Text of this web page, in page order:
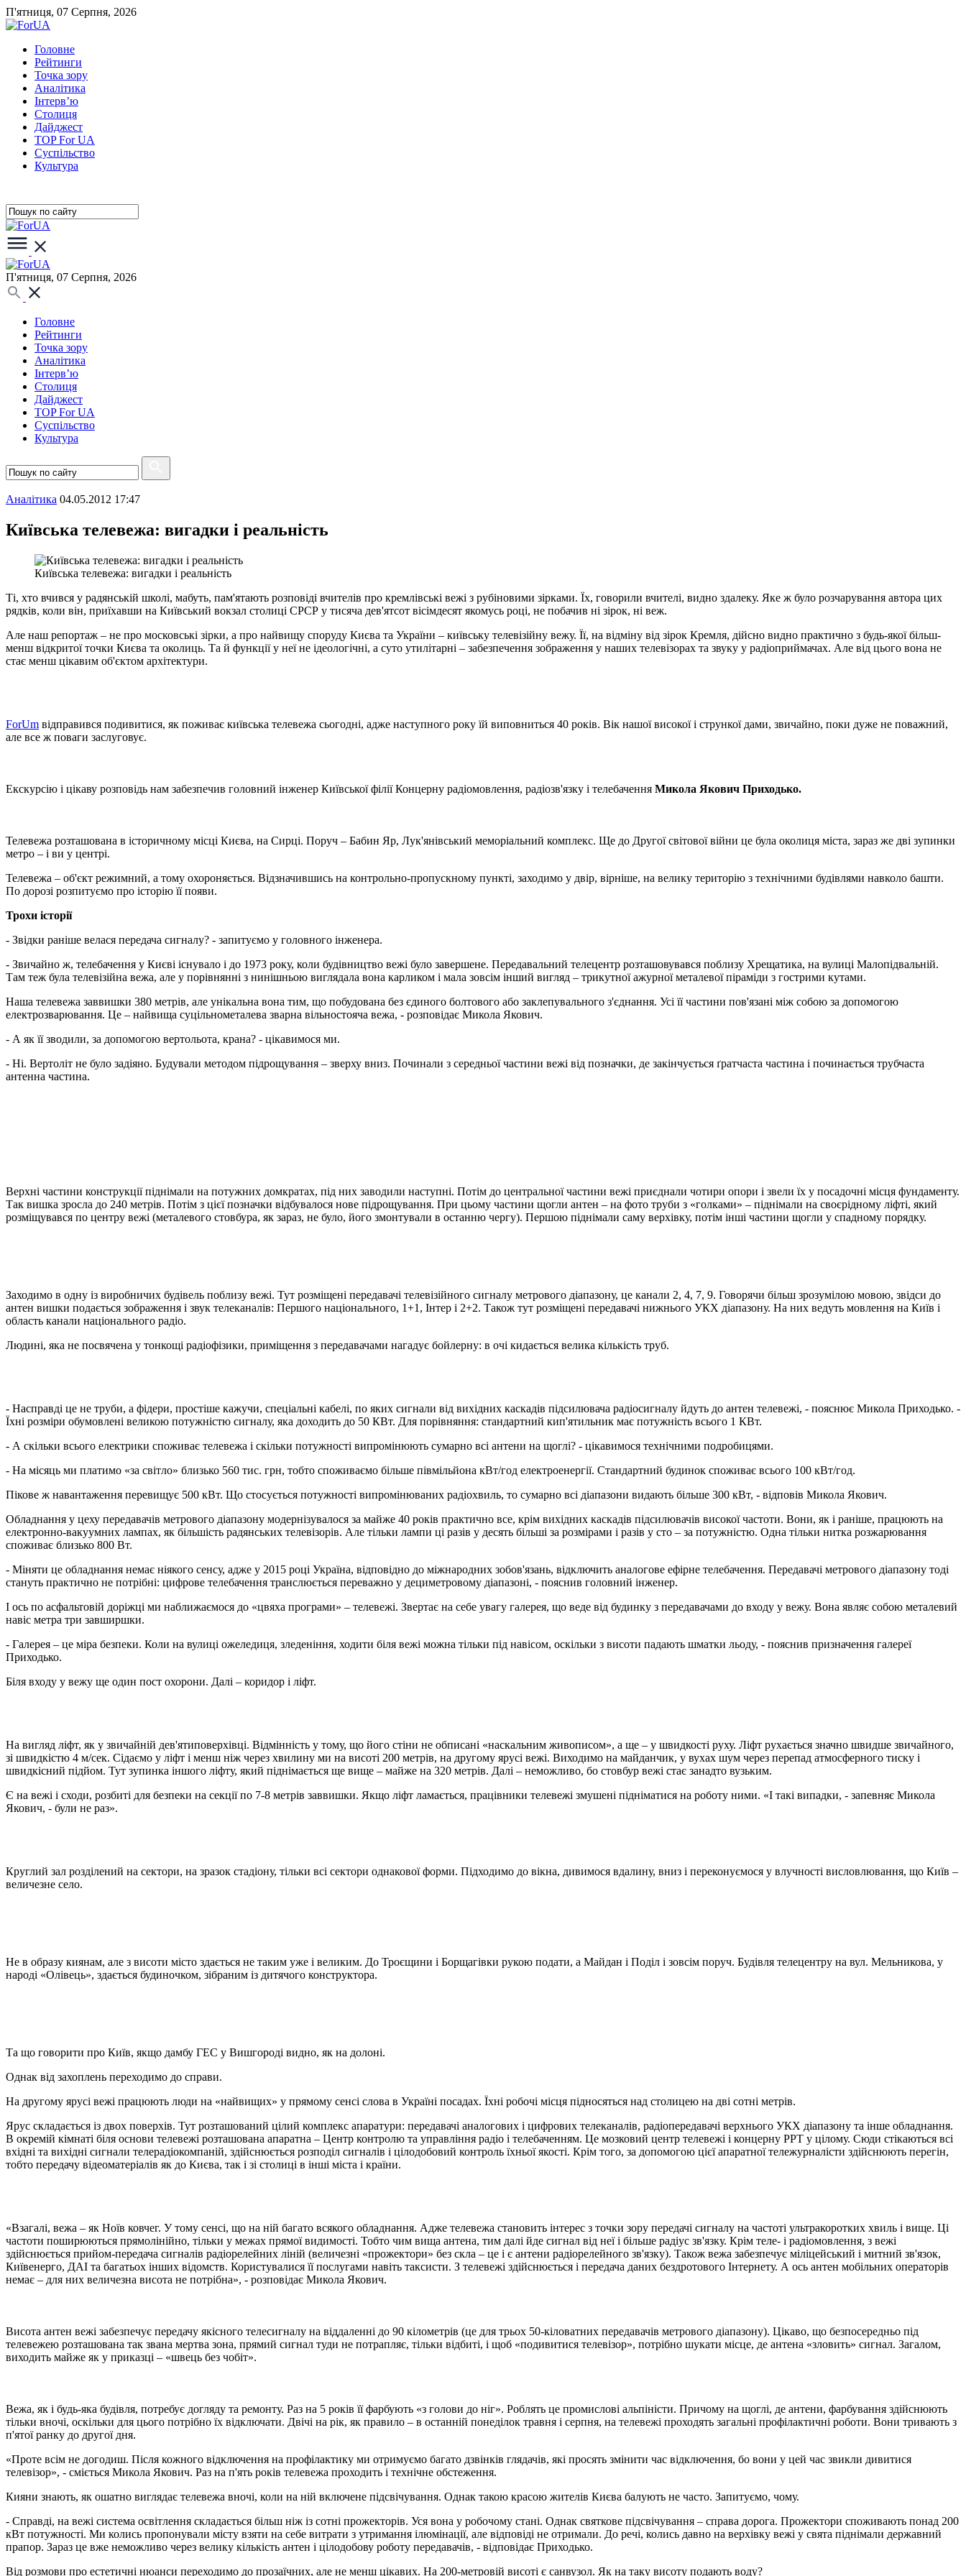
П'ятниця, 07 Серпня, 2026
Головне
Рейтинги
Точка зору
Аналітика
Інтерв’ю
Столиця
Дайджест
TOP For UA
Суспiльство
Культура
П'ятниця, 07 Серпня, 2026
Головне
Рейтинги
Точка зору
Аналітика
Інтерв’ю
Столиця
Дайджест
TOP For UA
Суспiльство
Культура
Аналітика 04.05.2012 17:47
Київська телевежа: вигадки і реальність
Київська телевежа: вигадки і реальність
Ті, хто вчився у радянській школі, мабуть, пам'ятають розповіді вчителів про кремлівські вежі з рубіновими зірками. Їх, говорили вчителі, видно здалеку. Яке ж було розчарування автора цих
рядків, коли він, приїхавши на Київський вокзал столиці СРСР у тисяча дев'ятсот вісімдесят якомусь році, не побачив ні зірок, ні веж.
Але наш репортаж – не про московські зірки, а про найвищу споруду Києва та України – київську телевізійну вежу. Її, на відміну від зірок Кремля, дійсно видно практично з будь-якої більш-
менш відкритої точки Києва та околиць. Та й функції у неї не ідеологічні, а суто утилітарні – забезпечення зображення у наших телевізорах та звуку у радіоприймачах. Але від цього вона не
стає менш цікавим об'єктом архітектури.
ForUm відправився подивитися, як поживає київська телевежа сьогодні, адже наступного року їй виповниться 40 років. Вік нашої високої і стрункої дами, звичайно, поки дуже не поважний,
але все ж поваги заслуговує.
Екскурсію і цікаву розповідь нам забезпечив головний інженер Київської філії Концерну радіомовлення, радіозв'язку і телебачення Микола Якович Приходько.
Телевежа розташована в історичному місці Києва, на Сирці. Поруч – Бабин Яр, Лук'янівський меморіальний комплекс. Ще до Другої світової війни це була околиця міста, зараз же дві зупинки
метро – і ви у центрі.
Телевежа – об'єкт режимний, а тому охороняється. Відзначившись на контрольно-пропускному пункті, заходимо у двір, вірніше, на велику територію з технічними будівлями навколо башти.
По дорозі розпитуємо про історію її появи.
Трохи історії
- Звідки раніше велася передача сигналу? - запитуємо у головного інженера.
- Звичайно ж, телебачення у Києві існувало і до 1973 року, коли будівництво вежі було завершене. Передавальний телецентр розташовувався поблизу Хрещатика, на вулиці Малопідвальній.
Там теж була телевізійна вежа, але у порівнянні з нинішньою виглядала вона карликом і мала зовсім інший вигляд – трикутної ажурної металевої піраміди з гострими кутами.
Наша телевежа заввишки 380 метрів, але унікальна вона тим, що побудована без єдиного болтового або заклепувального з'єднання. Усі її частини пов'язані між собою за допомогою
електрозварювання. Це – найвища суцільнометалева зварна вільностояча вежа, - розповідає Микола Якович.
- А як її зводили, за допомогою вертольота, крана? - цікавимося ми.
- Ні. Вертоліт не було задіяно. Будували методом підрощування – зверху вниз. Починали з середньої частини вежі від позначки, де закінчується ґратчаста частина і починається трубчаста
антенна частина.
Верхні частини конструкції піднімали на потужних домкратах, під них заводили наступні. Потім до центральної частини вежі приєднали чотири опори і звели їх у посадочні місця фундаменту.
Так вишка зросла до 240 метрів. Потім з цієї позначки відбувалося нове підрощування. При цьому частини щогли антен – на фото труби з «голками» – піднімали на своєрідному ліфті, який
розміщувався по центру вежі (металевого стовбура, як зараз, не було, його змонтували в останню чергу). Першою піднімали саму верхівку, потім інші частини щогли у спадному порядку.
Заходимо в одну із виробничих будівель поблизу вежі. Тут розміщені передавачі телевізійного сигналу метрового діапазону, це канали 2, 4, 7, 9. Говорячи більш зрозумілою мовою, звідси до
антен вишки подається зображення і звук телеканалів: Першого національного, 1+1, Інтер і 2+2. Також тут розміщені передавачі нижнього УКХ діапазону. На них ведуть мовлення на Київ і
область канали національного радіо.
Людині, яка не посвячена у тонкощі радіофізики, приміщення з передавачами нагадує бойлерну: в очі кидається велика кількість труб.
- Насправді це не труби, а фідери, простіше кажучи, спеціальні кабелі, по яких сигнали від вихідних каскадів підсилювача радіосигналу йдуть до антен телевежі, - пояснює Микола Приходько. -
Їхні розміри обумовлені великою потужністю сигналу, яка доходить до 50 КВт. Для порівняння: стандартний кип'ятильник має потужність всього 1 КВт.
- А скільки всього електрики споживає телевежа і скільки потужності випромінюють сумарно всі антени на щоглі? - цікавимося технічними подробицями.
- На місяць ми платимо «за світло» близько 560 тис. грн, тобто споживаємо більше півмільйона кВт/год електроенергії. Стандартний будинок споживає всього 100 кВт/год.
Пікове ж навантаження перевищує 500 кВт. Що стосується потужності випромінюваних радіохвиль, то сумарно всі діапазони видають більше 300 кВт, - відповів Микола Якович.
Обладнання у цеху передавачів метрового діапазону модернізувалося за майже 40 років практично все, крім вихідних каскадів підсилювачів високої частоти. Вони, як і раніше, працюють на
електронно-вакуумних лампах, як більшість радянських телевізорів. Але тільки лампи ці разів у десять більші за розмірами і разів у сто – за потужністю. Одна тільки нитка розжарювання
споживає близько 800 Вт.
- Міняти це обладнання немає ніякого сенсу, адже у 2015 році Україна, відповідно до міжнародних зобов'язань, відключить аналогове ефірне телебачення. Передавачі метрового діапазону тоді
стануть практично не потрібні: цифрове телебачення транслюється переважно у дециметровому діапазоні, - пояснив головний інженер.
І ось по асфальтовій доріжці ми наближаємося до «цвяха програми» – телевежі. Звертає на себе увагу галерея, що веде від будинку з передавачами до входу у вежу. Вона являє собою металевий
навіс метра три завширшки.
- Галерея – це міра безпеки. Коли на вулиці ожеледиця, зледеніння, ходити біля вежі можна тільки під навісом, оскільки з висоти падають шматки льоду, - пояснив призначення галереї
Приходько.
Біля входу у вежу ще один пост охорони. Далі – коридор і ліфт.
На вигляд ліфт, як у звичайній дев'ятиповерхівці. Відмінність у тому, що його стіни не обписані «наскальним живописом», а ще – у швидкості руху. Ліфт рухається значно швидше звичайного,
зі швидкістю 4 м/сек. Сідаємо у ліфт і менш ніж через хвилину ми на висоті 200 метрів, на другому ярусі вежі. Виходимо на майданчик, у вухах шум через перепад атмосферного тиску і
швидкісний підйом. Тут зупинка іншого ліфту, який піднімається ще вище – майже на 320 метрів. Далі – неможливо, бо стовбур вежі стає занадто вузьким.
Є на вежі і сходи, розбиті для безпеки на секції по 7-8 метрів заввишки. Якщо ліфт ламається, працівники телевежі змушені підніматися на роботу ними. «І такі випадки, - запевняє Микола
Якович, - були не раз».
Круглий зал розділений на сектори, на зразок стадіону, тільки всі сектори однакової форми. Підходимо до вікна, дивимося вдалину, вниз і переконуємося у влучності висловлювання, що Київ –
величезне село.
Не в образу киянам, але з висоти місто здається не таким уже і великим. До Троєщини і Борщагівки рукою подати, а Майдан і Поділ і зовсім поруч. Будівля телецентру на вул. Мельникова, у
народі «Олівець», здається будиночком, зібраним із дитячого конструктора.
Та що говорити про Київ, якщо дамбу ГЕС у Вишгороді видно, як на долоні.
Однак від захоплень переходимо до справи.
На другому ярусі вежі працюють люди на «найвищих» у прямому сенсі слова в Україні посадах. Їхні робочі місця підносяться над столицею на дві сотні метрів.
Ярус складається із двох поверхів. Тут розташований цілий комплекс апаратури: передавачі аналогових і цифрових телеканалів, радіопередавачі верхнього УКХ діапазону та інше обладнання.
В окремій кімнаті біля основи телевежі розташована апаратна – Центр контролю та управління радіо і телебаченням. Це мозковий центр телевежі і концерну РРТ у цілому. Сюди стікаються всі
вхідні та вихідні сигнали телерадіокомпаній, здійснюється розподіл сигналів і цілодобовий контроль їхньої якості. Крім того, за допомогою цієї апаратної тележурналісти здійснюють перегін,
тобто передачу відеоматеріалів як до Києва, так і зі столиці в інші міста і країни.
«Взагалі, вежа – як Ноїв ковчег. У тому сенсі, що на ній багато всякого обладнання. Адже телевежа становить інтерес з точки зору передачі сигналу на частоті ультракоротких хвиль і вище. Ці
частоти поширюються прямолінійно, тільки у межах прямої видимості. Тобто чим вища антена, тим далі йде сигнал від неї і більше радіус зв'язку. Крім теле- і радіомовлення, з вежі
здійснюється прийом-передача сигналів радіорелейних ліній (величезні «прожектори» без скла – це і є антени радіорелейного зв'язку). Також вежа забезпечує міліцейський і митний зв'язок,
Київенерго, ДАІ та багатьох інших відомств. Користувалися її послугами навіть таксисти. З телевежі здійснюється і передача даних бездротового Інтернету. А ось антен мобільних операторів
немає – для них величезна висота не потрібна», - розповідає Микола Якович.
Висота антен вежі забезпечує передачу якісного телесигналу на віддаленні до 90 кілометрів (це для трьох 50-кіловатних передавачів метрового діапазону). Цікаво, що безпосередньо під
телевежею розташована так звана мертва зона, прямий сигнал туди не потрапляє, тільки відбиті, і щоб «подивитися телевізор», потрібно шукати місце, де антена «зловить» сигнал. Загалом,
виходить майже як у приказці – «швець без чобіт».
Вежа, як і будь-яка будівля, потребує догляду та ремонту. Раз на 5 років її фарбують «з голови до ніг». Роблять це промислові альпіністи. Причому на щоглі, де антени, фарбування здійснюють
тільки вночі, оскільки для цього потрібно їх відключати. Двічі на рік, як правило – в останній понеділок травня і серпня, на телевежі проходять загальні профілактичні роботи. Вони тривають з
п'ятої ранку до другої дня.
«Проте всім не догодиш. Після кожного відключення на профілактику ми отримуємо багато дзвінків глядачів, які просять змінити час відключення, бо вони у цей час звикли дивитися
телевізор», - сміється Микола Якович. Раз на п'ять років телевежа проходить і технічне обстеження.
Кияни знають, як ошатно виглядає телевежа вночі, коли на ній включене підсвічування. Однак такою красою жителів Києва балують не часто. Запитуємо, чому.
- Справді, на вежі система освітлення складається більш ніж із сотні прожекторів. Уся вона у робочому стані. Однак святкове підсвічування – справа дорога. Прожектори споживають понад 200
кВт потужності. Ми колись пропонували місту взяти на себе витрати з утримання ілюмінації, але відповіді не отримали. До речі, колись давно на верхівку вежі у свята піднімали державний
прапор. Зараз це вже неможливо через велику кількість антен і цілодобову роботу передавачів, - відповідає Приходько.
Від розмови про естетичні нюанси переходимо до прозаїчних, але не менш цікавих. На 200-метровій висоті є санвузол. Як на таку висоту подають воду?